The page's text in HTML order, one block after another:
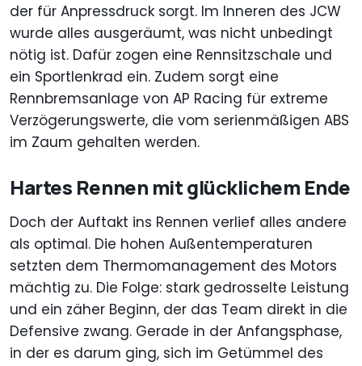
der für Anpressdruck sorgt. Im Inneren des JCW
wurde alles ausgeräumt, was nicht unbedingt
nötig ist. Dafür zogen eine Rennsitzschale und
ein Sportlenkrad ein. Zudem sorgt eine
Rennbremsanlage von AP Racing für extreme
Verzögerungswerte, die vom serienmäßigen ABS
im Zaum gehalten werden.
Hartes Rennen mit glücklichem Ende
Doch der Auftakt ins Rennen verlief alles andere
als optimal. Die hohen Außentemperaturen
setzten dem Thermomanagement des Motors
mächtig zu. Die Folge: stark gedrosselte Leistung
und ein zäher Beginn, der das Team direkt in die
Defensive zwang. Gerade in der Anfangsphase,
in der es darum ging, sich im Getümmel des